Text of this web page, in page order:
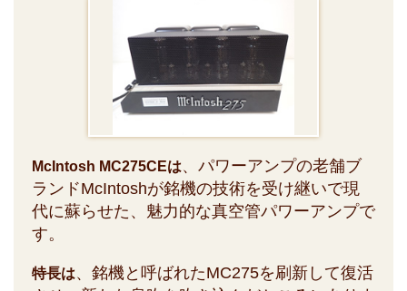
McIntosh MC275CEは、パワーアンプの老舗ブ
ランドMcIntoshが銘機の技術を受け継いで現
代に蘇らせた、魅力的な真空管パワーアンプで
す。
特長は、銘機と呼ばれたMC275を刷新して復活